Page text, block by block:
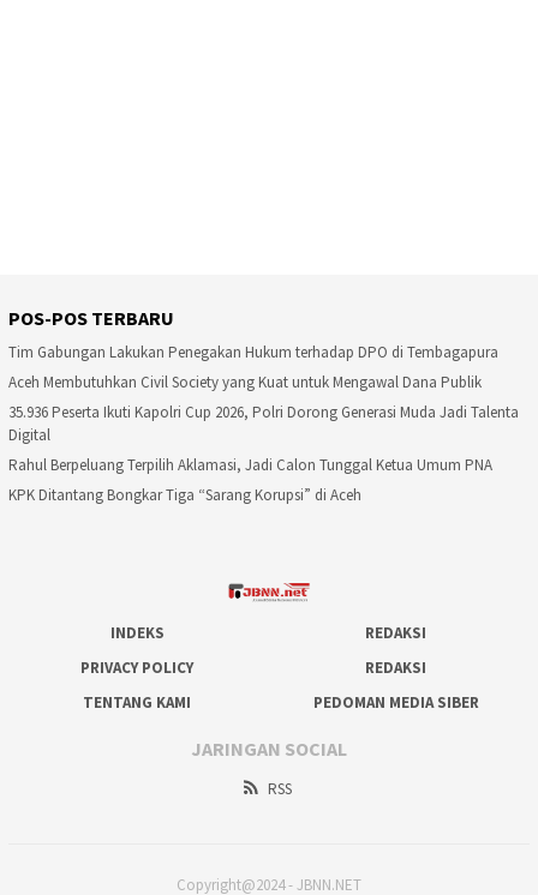
POS-POS TERBARU
Tim Gabungan Lakukan Penegakan Hukum terhadap DPO di Tembagapura
Aceh Membutuhkan Civil Society yang Kuat untuk Mengawal Dana Publik
35.936 Peserta Ikuti Kapolri Cup 2026, Polri Dorong Generasi Muda Jadi Talenta
Digital
Rahul Berpeluang Terpilih Aklamasi, Jadi Calon Tunggal Ketua Umum PNA
KPK Ditantang Bongkar Tiga “Sarang Korupsi” di Aceh
INDEKS
REDAKSI
PRIVACY POLICY
REDAKSI
TENTANG KAMI
PEDOMAN MEDIA SIBER
JARINGAN SOCIAL
RSS
Copyright@2024 - JBNN.NET